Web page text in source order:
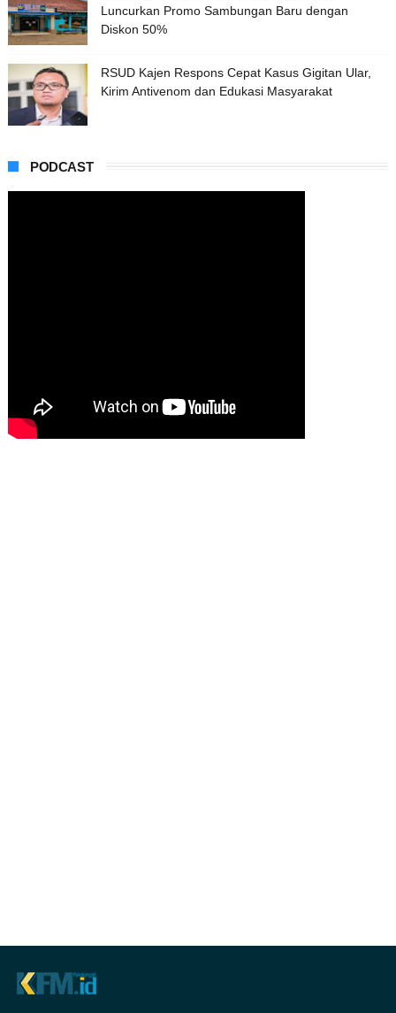
Luncurkan Promo Sambungan Baru dengan
Diskon 50%
RSUD Kajen Respons Cepat Kasus Gigitan Ular,
Kirim Antivenom dan Edukasi Masyarakat
PODCAST